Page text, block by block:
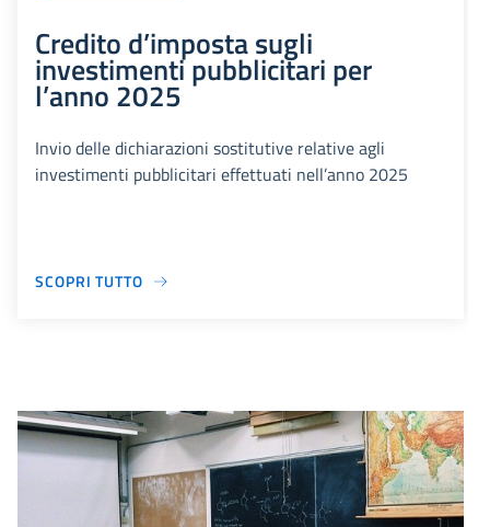
Credito d’imposta sugli
investimenti pubblicitari per
l’anno 2025
Invio delle dichiarazioni sostitutive relative agli
investimenti pubblicitari effettuati nell’anno 2025
SCOPRI TUTTO